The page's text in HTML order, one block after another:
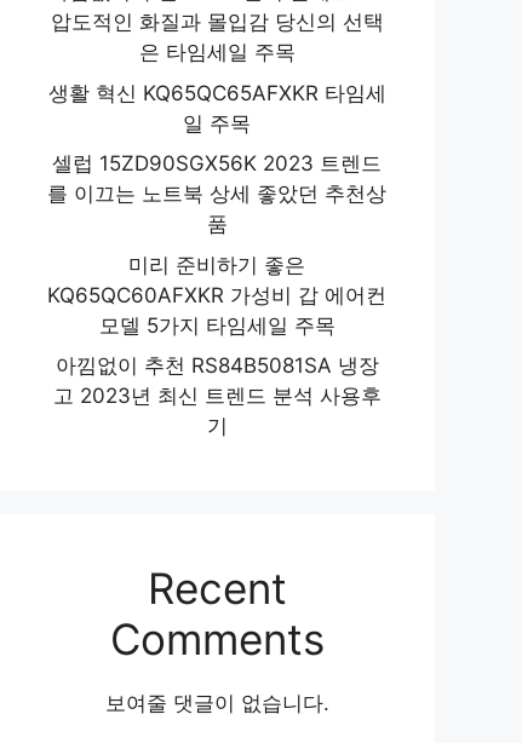
압도적인 화질과 몰입감 당신의 선택
은 타임세일 주목
생활 혁신 KQ65QC65AFXKR 타임세
일 주목
셀럽 15ZD90SGX56K 2023 트렌드
를 이끄는 노트북 상세 좋았던 추천상
품
미리 준비하기 좋은
KQ65QC60AFXKR 가성비 갑 에어컨
모델 5가지 타임세일 주목
아낌없이 추천 RS84B5081SA 냉장
고 2023년 최신 트렌드 분석 사용후
기
Recent
Comments
보여줄 댓글이 없습니다.